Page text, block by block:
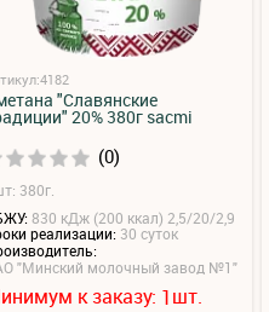
"Славянские
20% 380г sacmi
(0)
380г.
830 кДж (200 ккал) 2,5/20/2,9
реализации: 30 суток
"Минский молочный завод №1"
к заказу: 1шт.